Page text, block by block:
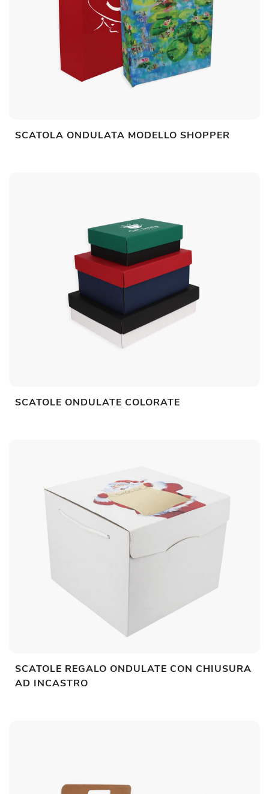
SCATOLA ONDULATA MODELLO SHOPPER
SCATOLE ONDULATE COLORATE
SCATOLE REGALO ONDULATE CON CHIUSURA
AD INCASTRO